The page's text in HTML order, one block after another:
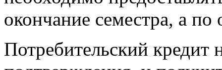
окончание семестра, а
Потребительский кредит